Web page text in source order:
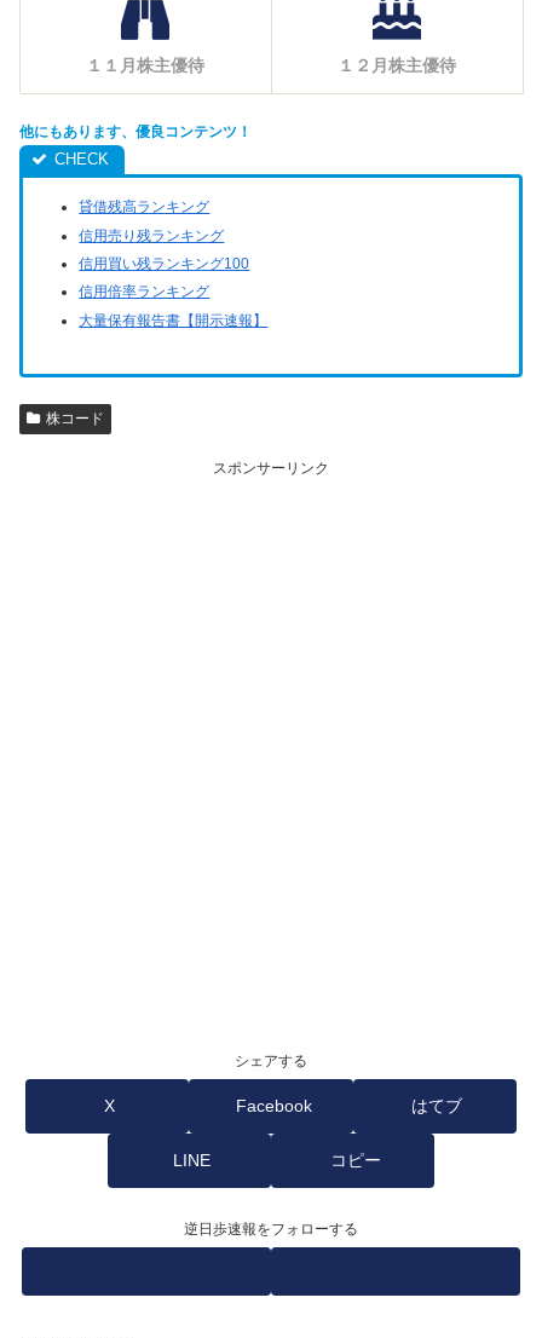
１１月株主優待 １２月株主優待
他にもあります、優良コンテンツ！
貸借残高ランキング
信用売り残ランキング
信用買い残ランキング100
信用倍率ランキング
大量保有報告書【開示速報】
株コード
スポンサーリンク
シェアする
X Facebook はてブ
LINE コピー
逆日歩速報をフォローする